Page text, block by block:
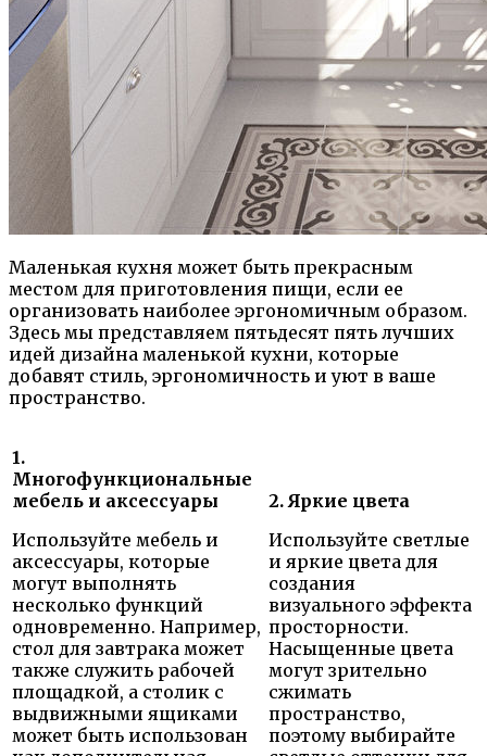
Маленькая кухня может быть прекрасным
местом для приготовления пищи, если ее
организовать наиболее эргономичным образом.
Здесь мы представляем пятьдесят пять лучших
идей дизайна маленькой кухни, которые
добавят стиль, эргономичность и уют в ваше
пространство.
1.
Многофункциональные
мебель и аксессуары
Используйте мебель и
аксессуары, которые
могут выполнять
несколько функций
одновременно. Например,
стол для завтрака может
также служить рабочей
площадкой, а столик с
выдвижными ящиками
может быть использован
2. Яркие цвета
Используйте светлые
и яркие цвета для
создания
визуального эффекта
просторности.
Насыщенные цвета
могут зрительно
сжимать
пространство,
поэтому выбирайте